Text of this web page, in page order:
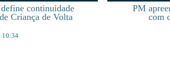
continuidade
Criança de Volta
10:34
PM
com